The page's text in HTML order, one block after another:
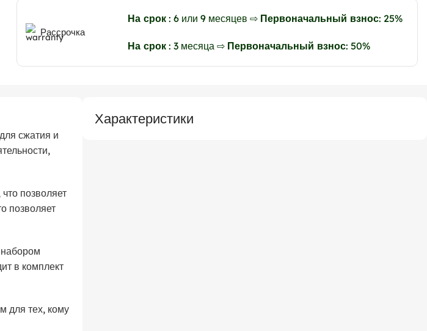
Рассрочка
На срок: 6 или 9 месяцев ⇨ Первоначальный взнос: 25%
На срок: 3 месяца ⇨ Первоначальный взнос: 50%
сжатия и
позволяет
позволяет
в комплект
для тех, кому
Характеристики